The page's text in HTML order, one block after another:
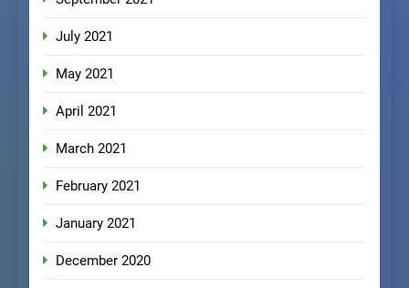
July 2021
May 2021
April 2021
March 2021
February 2021
January 2021
December 2020